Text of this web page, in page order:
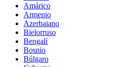
Amárico
Armenio
Azerbaiano
Bielorruso
Bengalí
Bosnio
Búlgaro